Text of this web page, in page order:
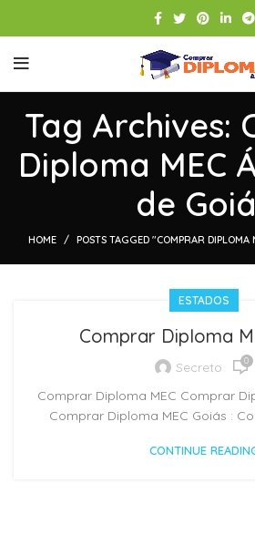
Tag Archives:
Diploma MEC
de
HOME POSTS TAGGED "COMPRAR
ESTADOS
Comprar Diploma
Secreto 0
Comprar Diploma MEC Comprar
Comprar Diploma MEC Goiás :
CONTINUE